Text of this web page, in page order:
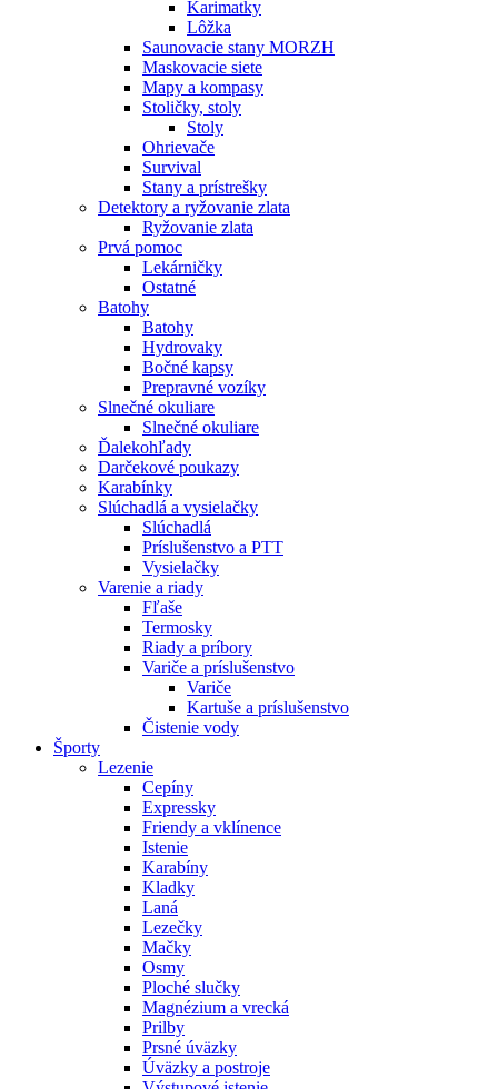
Karimatky
Lôžka
Saunovacie stany MORZH
Maskovacie siete
Mapy a kompasy
Stoličky, stoly
Stoly
Ohrievače
Survival
Stany a prístrešky
Detektory a ryžovanie zlata
Ryžovanie zlata
Prvá pomoc
Lekárničky
Ostatné
Batohy
Batohy
Hydrovaky
Bočné kapsy
Prepravné vozíky
Slnečné okuliare
Slnečné okuliare
Ďalekohľady
Darčekové poukazy
Karabínky
Slúchadlá a vysielačky
Slúchadlá
Príslušenstvo a PTT
Vysielačky
Varenie a riady
Fľaše
Termosky
Riady a príbory
Variče a príslušenstvo
Variče
Kartuše a príslušenstvo
Čistenie vody
Športy
Lezenie
Cepíny
Expressky
Friendy a vklínence
Istenie
Karabíny
Kladky
Laná
Lezečky
Mačky
Osmy
Ploché slučky
Magnézium a vrecká
Prilby
Prsné úväzky
Úväzky a postroje